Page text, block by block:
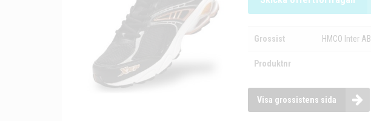
Grossist HMCO Inter AB
Produktnr
Visa grossistens sida